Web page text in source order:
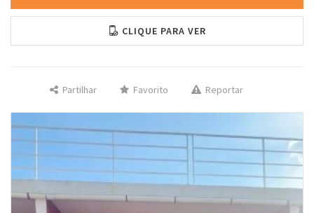
CLIQUE PARA VER
Partilhar Favorito Reportar